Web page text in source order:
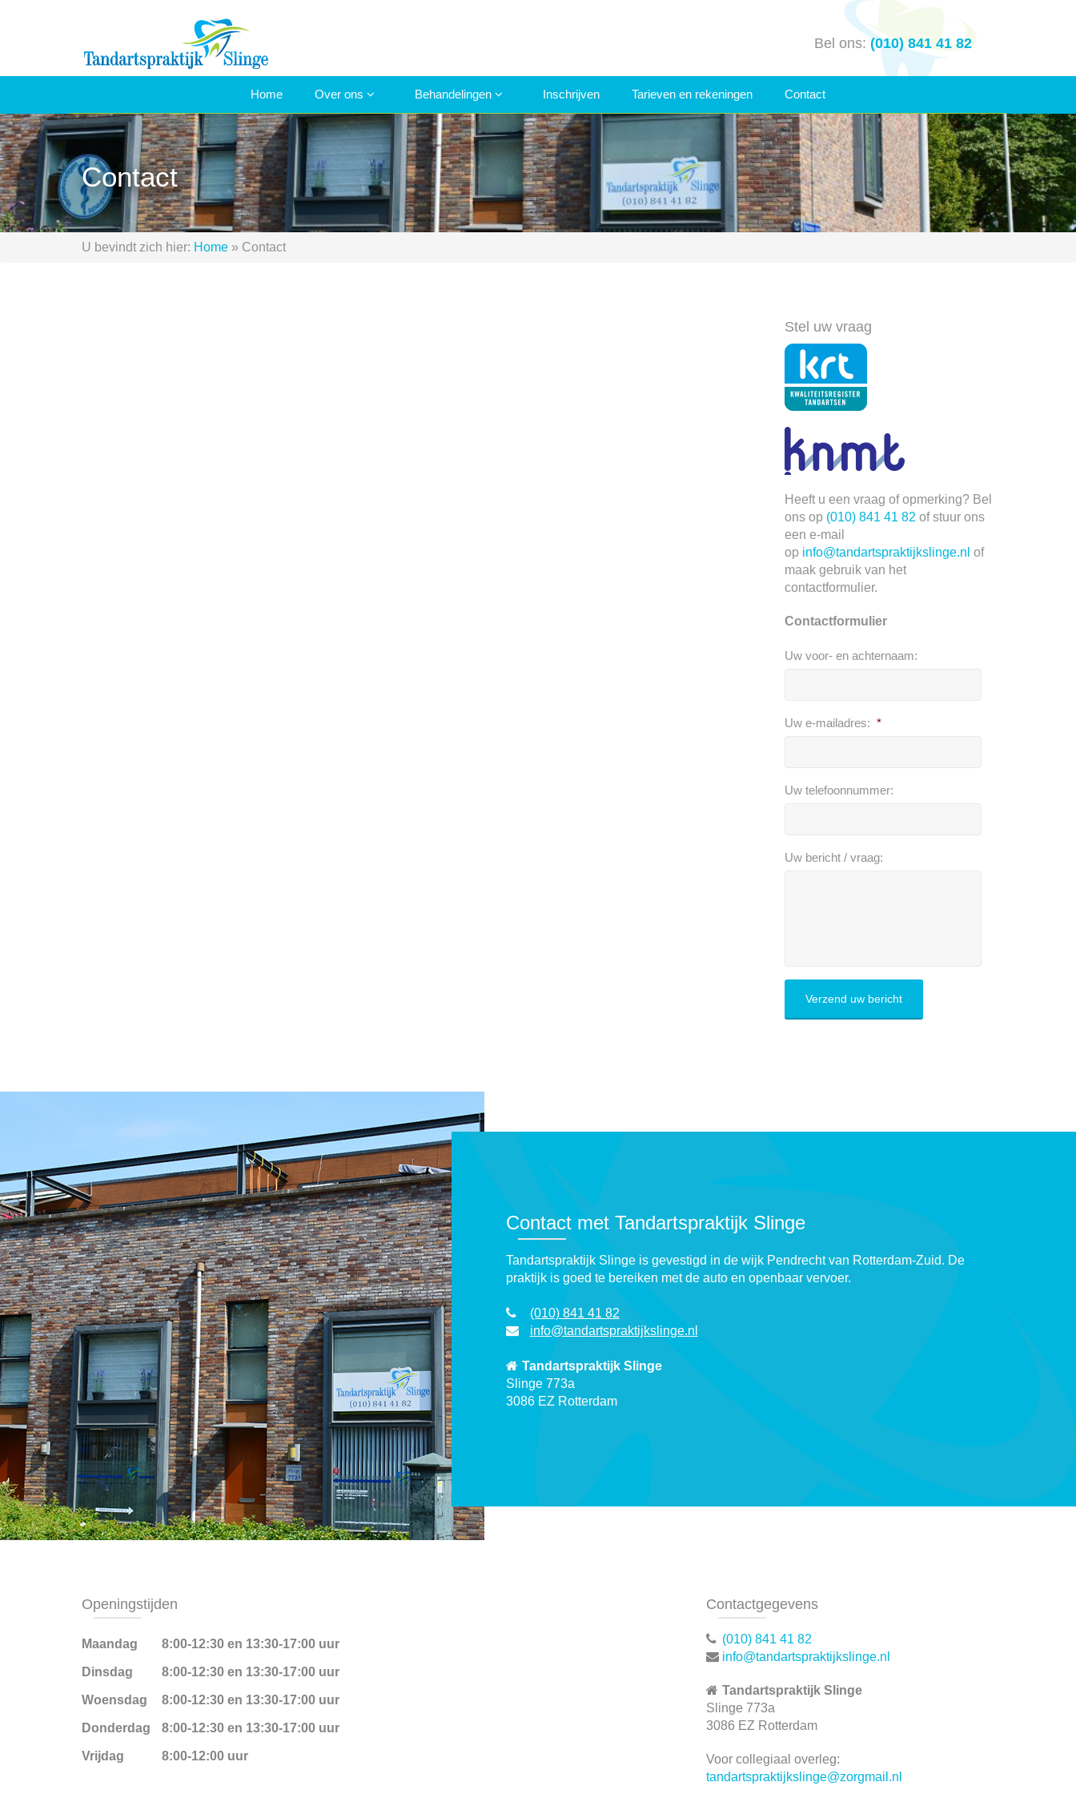
Bel ons: (010) 841 41 82
Home Over ons Behandelingen Inschrijven Tarieven en rekeningen Contact
Contact
U bevindt zich hier: Home » Contact
Stel uw vraag
Heeft u een vraag of opmerking? Bel
ons op (010) 841 41 82 of stuur ons
een e-mail
op info@tandartspraktijkslinge.nl of
maak gebruik van het
contactformulier.
Contactformulier
Uw voor- en achternaam:
Uw e-mailadres: *
Uw telefoonnummer:
Uw bericht / vraag:
Contact met Tandartspraktijk Slinge
Tandartspraktijk Slinge is gevestigd in de wijk Pendrecht van Rotterdam-Zuid. De
praktijk is goed te bereiken met de auto en openbaar vervoer.
(010) 841 41 82
info@tandartspraktijkslinge.nl
Tandartspraktijk Slinge
Slinge 773a
3086 EZ Rotterdam
Openingstijden
Maandag 8:00-12:30 en 13:30-17:00 uur
Dinsdag 8:00-12:30 en 13:30-17:00 uur
Woensdag 8:00-12:30 en 13:30-17:00 uur
Donderdag 8:00-12:30 en 13:30-17:00 uur
Vrijdag 8:00-12:00 uur
Contactgegevens
(010) 841 41 82
info@tandartspraktijkslinge.nl
Tandartspraktijk Slinge
Slinge 773a
3086 EZ Rotterdam
Voor collegiaal overleg:
tandartspraktijkslinge@zorgmail.nl